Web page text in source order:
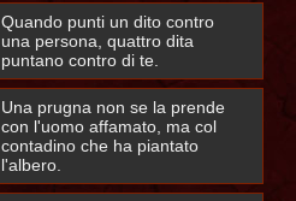
Quando punti un dito contro
una persona, quattro dita
puntano contro di te.
Una prugna non se la prende
con l'uomo affamato, ma col
contadino che ha piantato
l'albero.